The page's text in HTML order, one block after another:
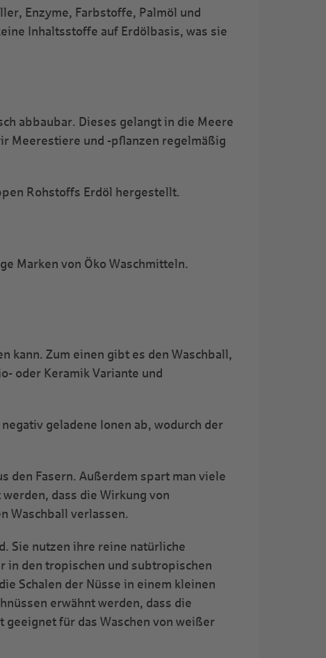
Enzyme, Farbstoffe, Palmöl und
Inhaltsstoffe auf Erdölbasis, was sie
abbaubar. Dieses gelangt in die Meere
Meerestiere und -pflanzen regelmäßig
Rohstoffs Erdöl hergestellt.
Marken von Öko Waschmitteln.
kann. Zum einen gibt es den Waschball,
oder Keramik Variante und
geladene Ionen ab, wodurch der
den Fasern. Außerdem spart man viele
dass die Wirkung von
Waschball verlassen.
Sie nutzen ihre reine natürliche
in den tropischen und subtropischen
Schalen der Nüsse in einem kleinen
erwähnt werden, dass die
für das Waschen von weißer